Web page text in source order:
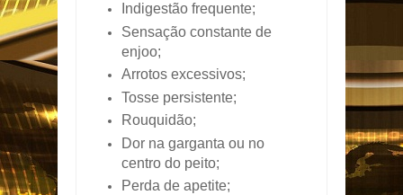
Indigestão frequente;
Sensação constante de
enjoo;
Arrotos excessivos;
Tosse persistente;
Rouquidão;
Dor na garganta ou no
centro do peito;
Perda de apetite;